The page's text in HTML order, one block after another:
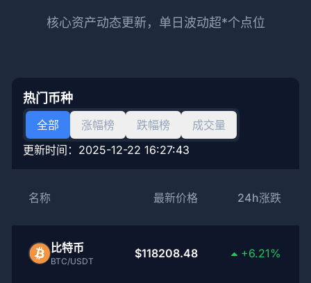
核心资产动态更新，单日波动超*个点位
热门币种
全部 涨幅榜 跌幅榜
成交量
更新时间： 2025-12-22 16:27:43
名称 最新价格 24h涨跌
比特币
BTC/USDT
$118208.48 +6.21%